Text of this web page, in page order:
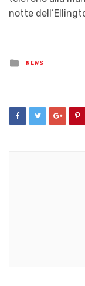
notte
Posted
in
NEWS